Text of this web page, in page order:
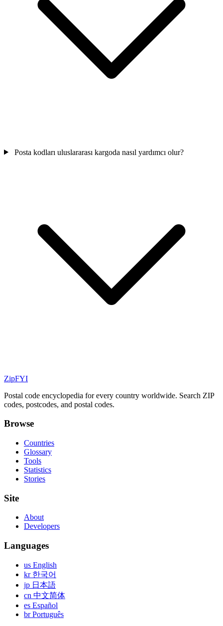
Posta kodları uluslararası kargoda nasıl yardımcı olur?
ZipFYI
Postal code encyclopedia for every country worldwide. Search ZIP
codes, postcodes, and postal codes.
Browse
Countries
Glossary
Tools
Statistics
Stories
Site
About
Developers
Languages
us English
kr 한국어
jp 日本語
cn 中文简体
es Español
br Português